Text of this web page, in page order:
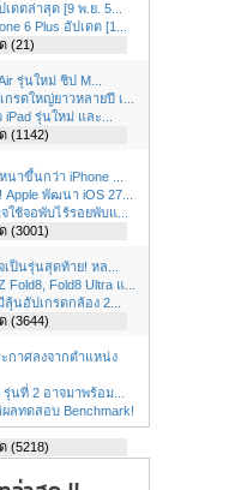
ดตล่าสุด [9 พ.ย. 5...
6 Plus อัปเดต [1...
(21)
รุ่นใหม่ ชิป M...
รดใหญ่ยาวหลายปี เ...
iPad รุ่นใหม่ และ...
(1142)
นาขึ้นกว่า iPhone ...
พัฒนา iOS 27...
ใช้จอพับไร้รอยพับแ...
(3001)
ป็นรุ่นสุดท้าย! หล...
Fold8, Fold8 Ultra แ...
นอัปเกรดกล้อง 2...
(3644)
กาศลงจากตำแหน่ง
นที่ 2 อาจมาพร้อม...
ผลทดสอบ Benchmark!
(5218)